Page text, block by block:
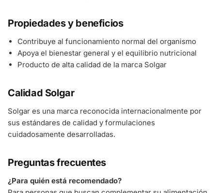
Propiedades y beneficios
Contribuye al funcionamiento normal del organismo
Apoya el bienestar general y el equilibrio nutricional
Producto de alta calidad de la marca Solgar
Calidad Solgar
Solgar es una marca reconocida internacionalmente por
sus estándares de calidad y formulaciones
cuidadosamente desarrolladas.
Preguntas frecuentes
¿Para quién está recomendado?